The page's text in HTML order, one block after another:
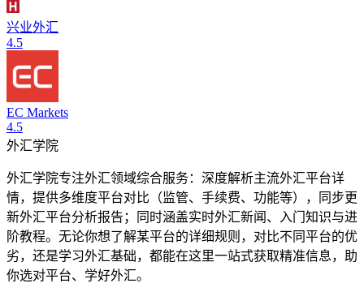
兴业外汇
4.5
EC Markets
4.5
外汇学院
外汇学院专注外汇领域综合服务：深度解析主流外汇平台详
情，提供多维度平台对比（监管、手续费、功能等），同步更
新外汇平台分析报告；同时涵盖实时外汇新闻、入门知识与进
阶教程。无论你想了解某平台的详细规则，对比不同平台的优
劣，还是学习外汇基础，都能在这里一站式获取精准信息，助
你选对平台、学好外汇。